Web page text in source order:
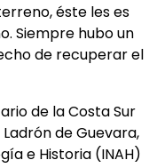
éste les es
Siempre hubo un
de recuperar el
de la Costa Sur
de Guevara,
e Historia (INAH)